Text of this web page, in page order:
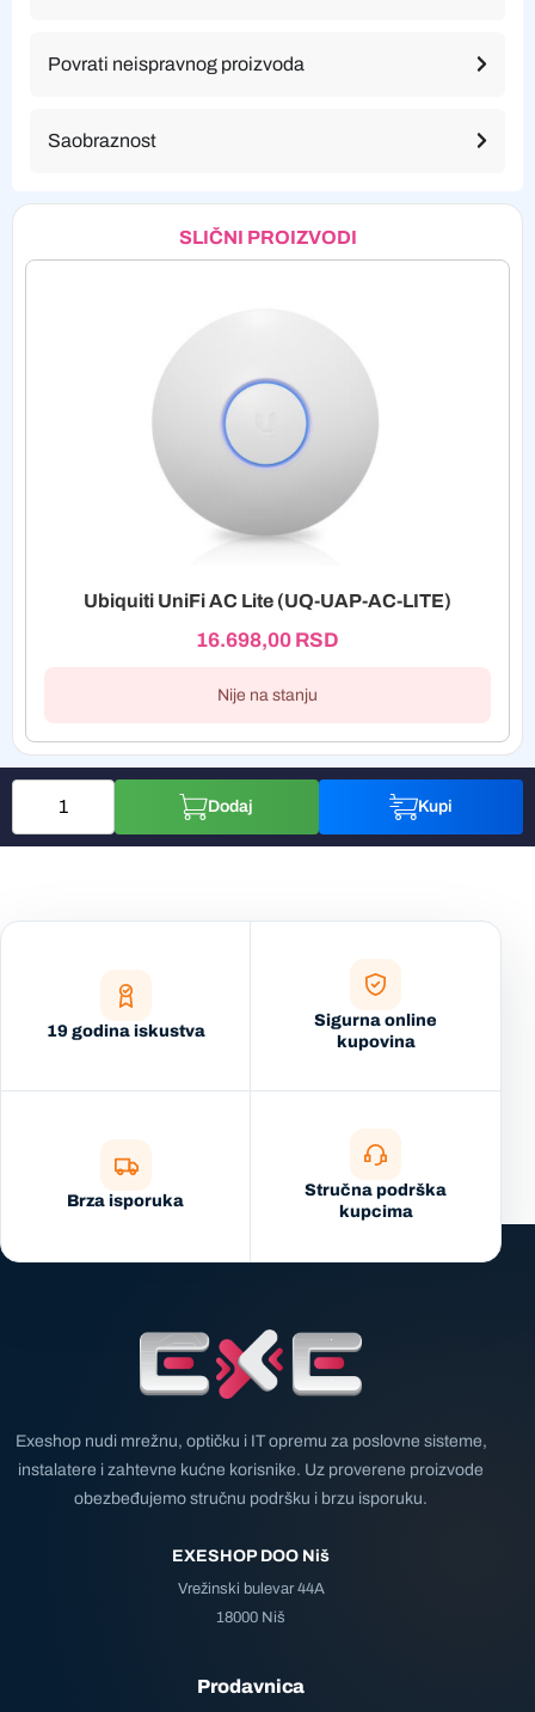
Povrati neispravnog proizvoda
Saobraznost
SLIČNI PROIZVODI
Ubiquiti UniFi AC Lite (UQ-UAP-AC-LITE)
16.698,00 RSD
Nije na stanju
Dodaj Kupi
19 godina iskustva
Sigurna online
kupovina
Brza isporuka
Stručna podrška
kupcima
Exeshop nudi mrežnu, optičku i IT opremu za poslovne sisteme,
instalatere i zahtevne kućne korisnike. Uz proverene proizvode
obezbeđujemo stručnu podršku i brzu isporuku.
EXESHOP DOO Niš
Vrežinski bulevar 44A
18000 Niš
Prodavnica